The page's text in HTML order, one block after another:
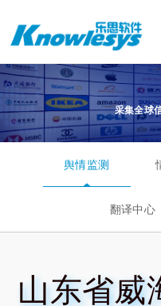
采集全球
舆情监测
翻译中心
山东省威